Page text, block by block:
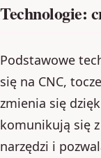
Technologie:
Podstawowe
się na CNC,
zmienia się
komunikują się
narzędzi i